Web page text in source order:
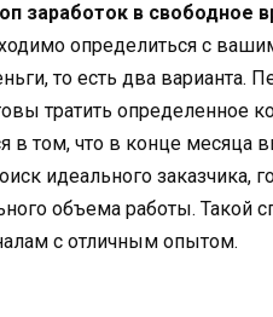
заработок в свободное
определиться с
то есть два варианта.
тратить определенное
в том, что в конце месяца
идеального заказчика,
объема работы. Такой
с отличным опытом.